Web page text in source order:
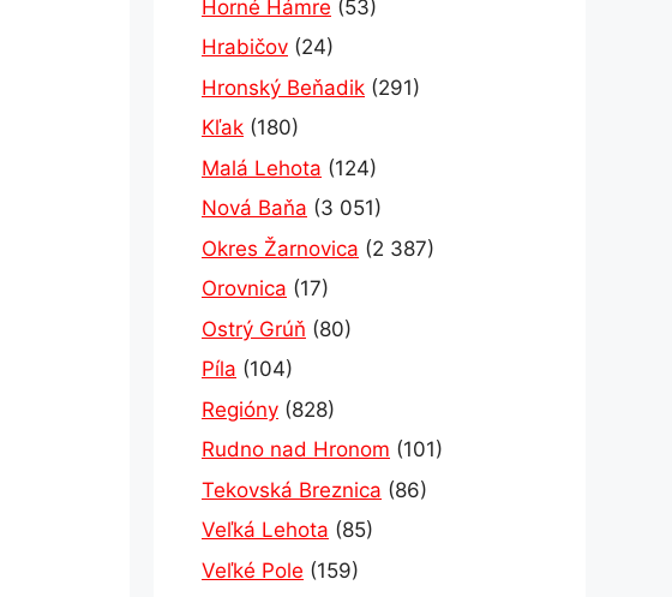
Horné Hámre (53)
Hrabičov (24)
Hronský Beňadik (291)
Kľak (180)
Malá Lehota (124)
Nová Baňa (3 051)
Okres Žarnovica (2 387)
Orovnica (17)
Ostrý Grúň (80)
Píla (104)
Regióny (828)
Rudno nad Hronom (101)
Tekovská Breznica (86)
Veľká Lehota (85)
Veľké Pole (159)